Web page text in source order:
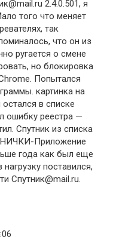
2.4.0.501, я
того что меняет
так
что он из
ругается о смене
но блокировка
Попытался
картинка на
в списке
ошибку реестра —
Спутник из списка
Приложение
года как был еще
поставился,
Спутник@mail.ru.